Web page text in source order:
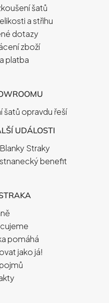
šatů
a střihu
dotazy
zboží
platba
šatů opravdu řeší
UDÁLOSTI
Straky
benefit
pomáhá
jako já!